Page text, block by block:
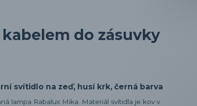
do zásuvky
svítidlo na zeď, husí krk, černá barva
lampa Rabalux Mika. Materiál svítidla je kov v